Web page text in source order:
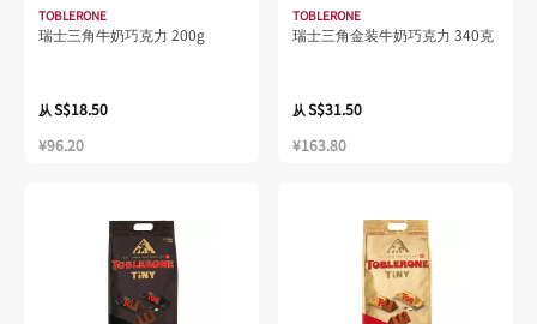
TOBLERONE
瑞士三角牛奶巧克力 200g
从S$18.50
¥96.20
TOBLERONE
瑞士三角金装牛奶巧克力 340克
从S$31.50
¥163.80